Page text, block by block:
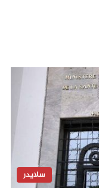
سلايدر